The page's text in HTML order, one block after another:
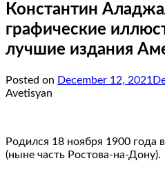
Константин
графические
лучшие издания
Posted on December 12, 2021
Avetisyan
Родился 18 ноября 1900 года
(ныне часть Ростова-на-Дону).